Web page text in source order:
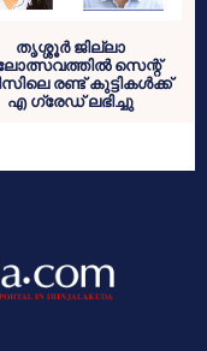
തൃശ്ശൂര്‍ ജില്ലാ
സെന്റ്
രണ്ട് കുട്ടികള്‍ക്ക്
എ ഗ്രേഡ് ലഭിച്ചു